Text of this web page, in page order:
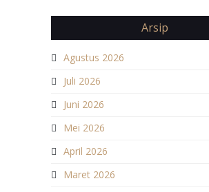
Arsip
Agustus 2026
Juli 2026
Juni 2026
Mei 2026
April 2026
Maret 2026